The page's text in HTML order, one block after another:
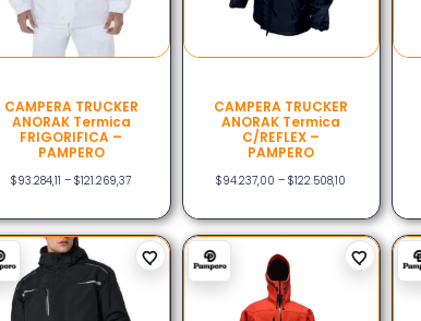
CAMPERA TRUCKER
ANORAK Termica
FRIGORIFICA –
PAMPERO
$93.284,11 – $121.269,37
CAMPERA TRUCKER
ANORAK Termica
C/REFLEX –
PAMPERO
$94.237,00 – $122.508,10